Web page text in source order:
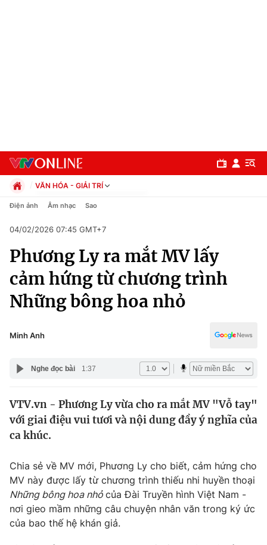
Chuyên mục
Chính trị
Xã hội
Pháp luật
Y tế
Thế giới
Tin tức
Câu chuyện quốc tế
Kinh tế
Tài chính
Thị trường
Góc doanh nghiệp
Dữ liệu và đời sống
Truyền hình
VĂN HÓA - GIẢI TRÍ
Chính trị
Pháp luật
Kinh tế
Thể thao
Truyền hình
Văn hóa - Giải trí
Điện ảnh Âm nhạc Sao
04/02/2026 07:45 GMT+7
Phương Ly ra mắt MV lấy
cảm hứng từ chương trình
Những bông hoa nhỏ
Minh Anh
Nghe đọc bài 1:37
VTV.vn - Phương Ly vừa cho ra mắt MV "Vỗ tay"
với giai điệu vui tươi và nội dung đầy ý nghĩa của
ca khúc.
Chia sẻ về MV mới, Phương Ly cho biết, cảm hứng cho
MV này được lấy từ chương trình thiếu nhi huyền thoại
Những bông hoa nhỏ của Đài Truyền hình Việt Nam -
nơi gieo mầm những câu chuyện nhân văn trong ký ức
của bao thế hệ khán giả.